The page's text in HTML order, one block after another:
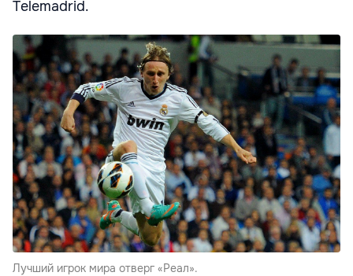
Telemadrid.
Лучший игрок мира отверг «Реал».